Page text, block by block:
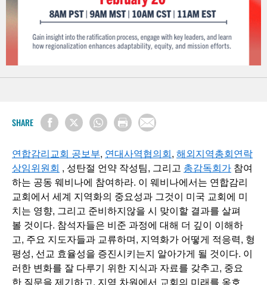
SHARE
연합감리교회 공보부, 연대사역협의회, 해외지역총회연락
상임위원회 , 성탄절 언약 작성팀, 그리고 총감독회가 참여
하는 공동 웨비나에 참여하라. 이 웨비나에서는 연합감리
교회에서 세계 지역화의 중요성과 그것이 미국 교회에 미
치는 영향, 그리고 준비하지않을 시 맞이할 결과를 살펴
볼 것이다. 참석자들은 비준 과정에 대해 더 깊이 이해하
고, 주요 지도자들과 교류하며, 지역화가 어떻게 적응력, 형
평성, 선교 효율성을 증진시키는지 알아가게 될 것이다. 이
러한 변화를 잘 다루기 위한 지식과 자료를 갖추고, 중요
한 질문을 제기하고, 지역 차원에서 교회의 미래를 옹호